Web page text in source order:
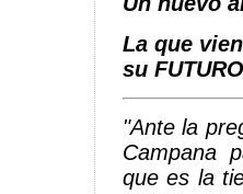
La que
su
"Ante la
Campana
que es la